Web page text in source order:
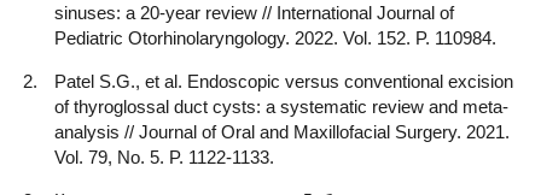
sinuses: a 20-year review // International Journal of
Pediatric Otorhinolaryngology. 2022. Vol. 152. P. 110984.
Patel S.G., et al. Endoscopic versus conventional excision
of thyroglossal duct cysts: a systematic review and meta-
analysis // Journal of Oral and Maxillofacial Surgery. 2021.
Vol. 79, No. 5. P. 1122-1133.